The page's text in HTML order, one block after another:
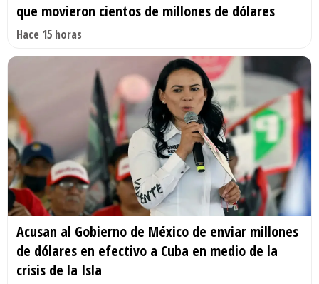
que movieron cientos de millones de dólares
Hace 15 horas
Acusan al Gobierno de México de enviar millones
de dólares en efectivo a Cuba en medio de la
crisis de la Isla